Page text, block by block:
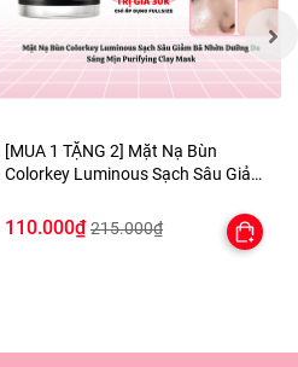
[MUA 1 TẶNG 2] Mặt Nạ Bùn
Colorkey Luminous Sạch Sâu Giảm
Purifying Clay Mask - TẶNG SET
SAMPLE 2 GEL TẮM
110.000₫ 215.000₫